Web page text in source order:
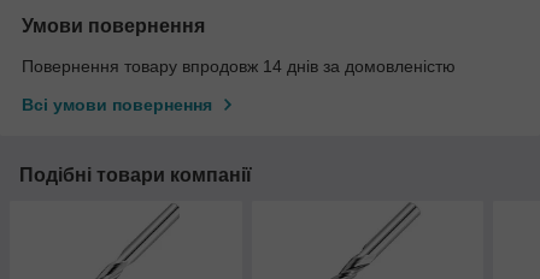
Умови повернення
Повернення товару впродовж 14 днів за домовленістю
Всі умови повернення
Подібні товари компанії